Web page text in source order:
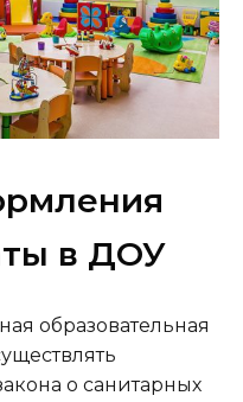
в ДОУ
образовательная
о санитарных